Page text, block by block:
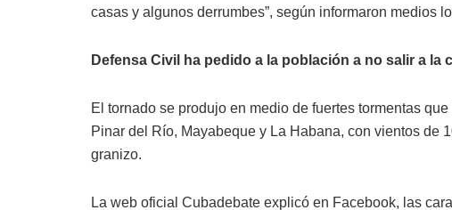
casas y algunos derrumbes”, según informaron medios
Defensa Civil ha pedido a la población a no salir a la
El tornado se produjo en medio de fuertes tormentas
Pinar del Río, Mayabeque y La Habana, con vientos de
granizo.
La web oficial Cubadebate explicó en Facebook, las